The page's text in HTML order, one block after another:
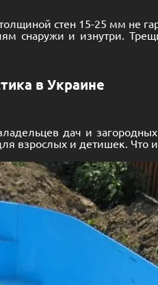
стен 15-25 мм не
снаружи и изнутри.
в Украине
дач и
взрослых и детишек.